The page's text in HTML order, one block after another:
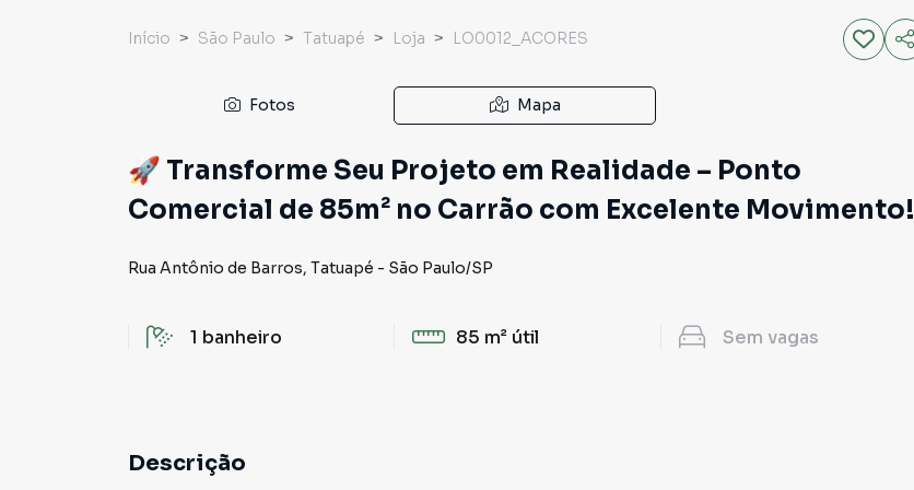
Início São Paulo Tatuapé Loja LO0012_ACORES
Fotos Mapa
🚀 Transforme Seu Projeto em Realidade – Ponto
Comercial de 85m² no Carrão com Excelente Movimento!
Rua Antônio de Barros, Tatuapé - São Paulo/SP
1 banheiro 85 m² útil Sem vagas
Descrição